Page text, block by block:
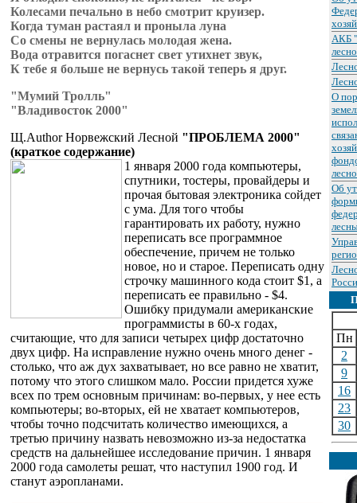
Колесами печально в небо смотрит кpуизеp.
Когда туман растаял и проныла луна
Со смены не вернулась молодая жена.
Вода отравится погаснет свет утихнет звук,
К тебе я больше не вернусь такой теперь я друг.
"Мумий Тролль"
"Владивосток 2000"
Щ.Author Норвежский Лесной "ПРОБЛЕМА 2000"
(краткое содержание)
1 января 2000 года компьютеры,
спутники, тостеры, провайдеры и
прочая бытовая электроника сойдет
с ума. Для того чтобы
гарантировать их работу, нужно
переписать все программное
обеспечение, причем не только
новое, но и старое. Переписать одну
строчку машинного кода стоит $1, а
переписать ее правильно - $4.
Ошибку придумали американские
программисты в 60-х годах,
считающие, что для записи четырех цифр достаточно
двух цифр. На исправление нужно очень много денег -
столько, что аж дух захватывает, но все равно не хватит,
потому что этого слишком мало. России придется хуже
всех по трем основным причинам: во-первых, у нее есть
компьютеры; во-вторых, ей не хватает компьютеров,
чтобы точно подсчитать количество имеющихся, а
третью причину назвать невозможно из-за недостатка
средств на дальнейшее исследование причин. 1 января
2000 года самолеты решат, что наступил 1900 год. И
станут аэропланами.
АКБ
О
Об
Пн
2
9
16
23
30